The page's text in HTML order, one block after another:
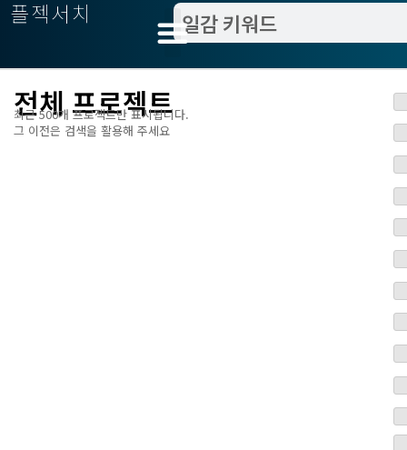
플젝서치
전체 프로젝트
최근 500개 프로젝트만 표시됩니다.
그 이전은 검색을 활용해 주세요